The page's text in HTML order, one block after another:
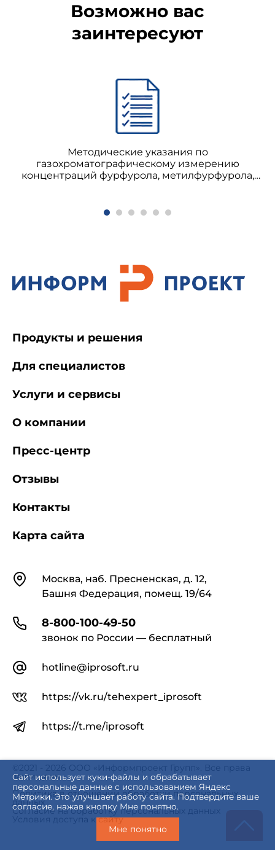
Возможно вас
заинтересуют
Методические указания по
газохроматографическому измерению
концентраций фурфурола, метилфурфурола,
рабочей зоны
Сайт использует куки-файлы и обрабатывает
персональные данные с использованием Яндекс
Метрики. Это улучшает работу сайта. Подтвердите ваше
согласие, нажав кнопку Мне понятно.
Мне понятно
КонтактыМосква, наб. Пресненская, д. 12,
Башня Федерация, помещ. 19/64
8-800-100-49-50
звонок по России — бесплатный
hotline@iprosoft.ru
https://vk.ru/tehexpert_iprosoft
https://t.me/iprosoft
Продукты и решения
Для специалистов
Услуги и сервисы
О компании
Пресс-центр
Отзывы
Контакты
Карта сайта
©2021 - 2026 ООО «Информпроект Групп». Все права
защищены.
Политика в отношении обработки персональных
данных
Согласие на обработку персональных данных
Условия доступа к сайту